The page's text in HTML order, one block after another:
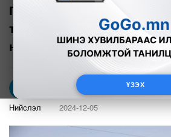
ҮЗЭХ
Гэр хорооллыг орон
төслийн хүрээнд 1620
нөхөн олговрыг
Нийслэл 2024-12-05